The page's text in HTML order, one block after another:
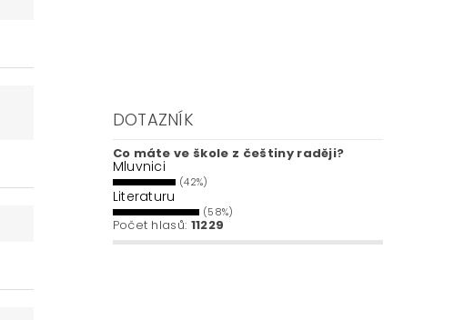
DOTAZNÍK
Co máte ve škole z češtiny raději?
Mluvnici
(42%)
Literaturu
(58%)
Počet hlasů: 11229